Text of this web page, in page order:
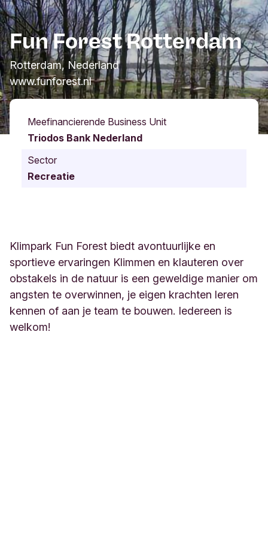
Fun Forest Rotterdam
Rotterdam, Nederland
www.funforest.nl
Meefinancierende Business Unit
Triodos Bank Nederland
Sector
Recreatie
Klimpark Fun Forest biedt avontuurlijke en
sportieve ervaringen Klimmen en klauteren over
obstakels in de natuur is een geweldige manier om
angsten te overwinnen, je eigen krachten leren
kennen of aan je team te bouwen. Iedereen is
welkom!